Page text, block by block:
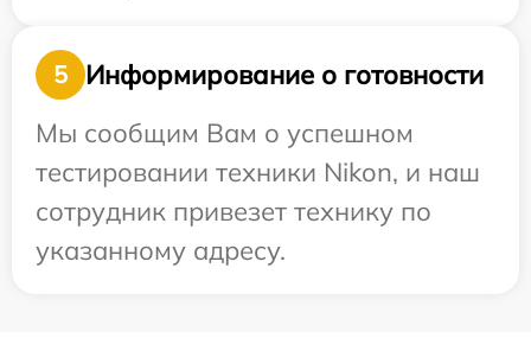
5
Информирование о готовности
Мы сообщим Вам о успешном
тестировании техники Nikon, и наш
сотрудник привезет технику по
указанному адресу.